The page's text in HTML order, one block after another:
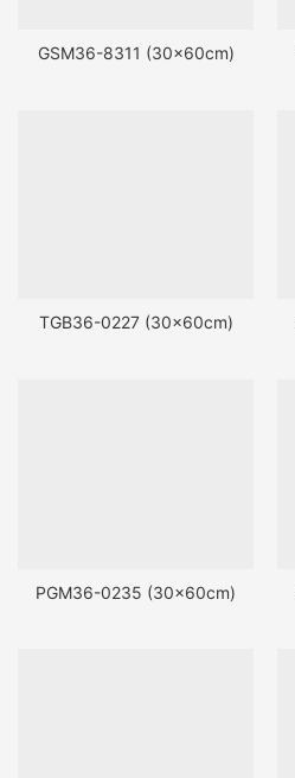
GSM36-8311 (30x60cm)
TGB36-0227 (30x60cm)
PGM36-0235 (30x60cm)